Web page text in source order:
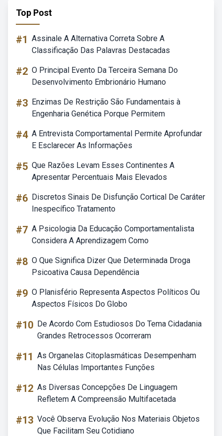
Top Post
#1 Assinale A Alternativa Correta Sobre A
Classificação Das Palavras Destacadas
#2 O Principal Evento Da Terceira Semana Do
Desenvolvimento Embrionário Humano
#3 Enzimas De Restrição São Fundamentais à
Engenharia Genética Porque Permitem
#4 A Entrevista Comportamental Permite Aprofundar
E Esclarecer As Informações
#5 Que Razões Levam Esses Continentes A
Apresentar Percentuais Mais Elevados
#6 Discretos Sinais De Disfunção Cortical De Caráter
Inespecífico Tratamento
#7 A Psicologia Da Educação Comportamentalista
Considera A Aprendizagem Como
#8 O Que Significa Dizer Que Determinada Droga
Psicoativa Causa Dependência
#9 O Planisfério Representa Aspectos Políticos Ou
Aspectos Físicos Do Globo
#10 De Acordo Com Estudiosos Do Tema Cidadania
Grandes Retrocessos Ocorreram
#11 As Organelas Citoplasmáticas Desempenham
Nas Células Importantes Funções
#12 As Diversas Concepções De Linguagem
Refletem A Compreensão Multifacetada
#13 Você Observa Evolução Nos Materiais Objetos
Que Facilitam Seu Cotidiano